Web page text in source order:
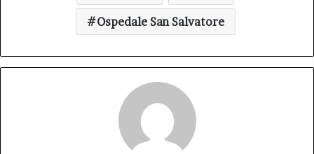
Ospedale San Salvatore